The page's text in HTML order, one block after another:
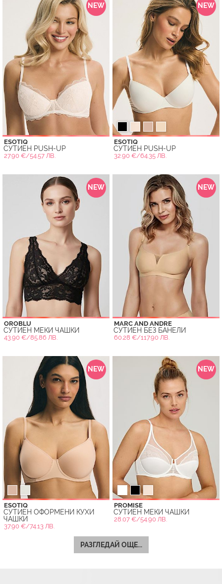
NEW
ESOTIQ
СУТИЕН PUSH-UP
27.90 €/54.57 ЛВ.
NEW
ESOTIQ
СУТИЕН PUSH-UP
32.90 €/64.35 ЛВ.
NEW
OROBLU
СУТИЕН МЕКИ ЧАШКИ
43.90 €/85.86 ЛВ.
NEW
MARC AND ANDRE
СУТИЕН БЕЗ БАНЕЛИ
60.28 €/117.90 ЛВ.
NEW
ESOTIQ
СУТИЕН ОФОРМЕНИ КУХИ
ЧАШКИ
37.90 €/74.13 ЛВ.
NEW
PROMISE
СУТИЕН МЕКИ ЧАШКИ
28.07 €/54.90 ЛВ.
РАЗГЛЕДАЙ ОЩЕ...